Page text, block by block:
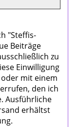
"Steffis-
Beiträge
zu
Einwilligung
mit einem
den ich
Ausführliche
erhältst